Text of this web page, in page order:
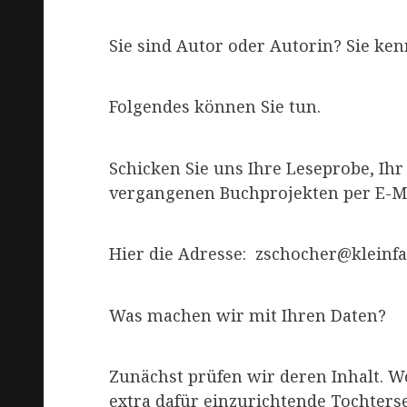
Sie sind Autor oder Autorin? Sie
Folgendes können Sie tun.
Schicken Sie uns Ihre Leseprobe,
vergangenen Buchprojekten per E-
Hier die Adresse:
Was machen wir mit Ihren Daten?
Zunächst prüfen wir deren Inhalt.
extra dafür einzurichtende